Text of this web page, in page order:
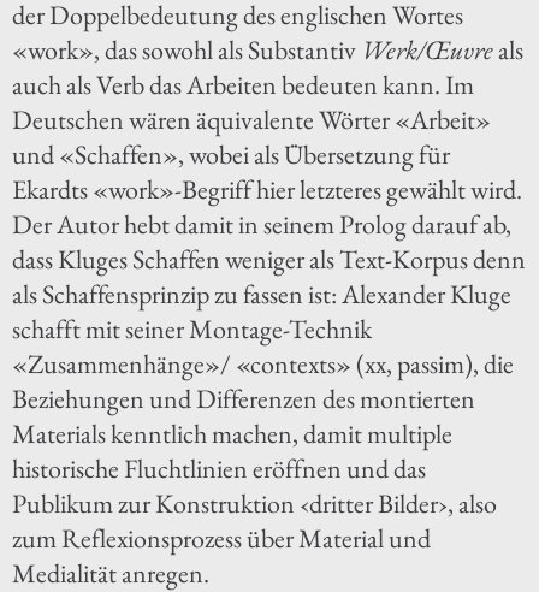
der Doppelbedeutung des englischen Wortes
«work», das sowohl als Substantiv Werk/Œuvreals
auch als Verb das Arbeiten bedeuten kann. Im
Deutschen wären äquivalente Wörter «Arbeit»
und «Schaffen», wobei als Übersetzung für
Ekardts «work»-Begriff hier letzteres gewählt wird.
Der Autor hebt damit in seinem Prolog darauf ab,
dass Kluges Schaffen weniger als Text-Korpus denn
als Schaffensprinzip zu fassen ist: Alexander Kluge
schafft mit seiner Montage-Technik
«Zusammenhänge»/ «contexts» (xx, passim), die
Beziehungen und Differenzen des montierten
Materials kenntlich machen, damit multiple
historische Fluchtlinien eröffnen und das
Publikum zur Konstruktion ‹dritter Bilder›, also
zum Reflexionsprozess über Material und
Medialität anregen.